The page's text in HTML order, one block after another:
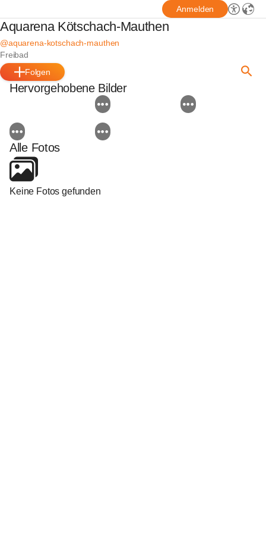
Anmelden
Aquarena Kötschach-Mauthen
@aquarena-kotschach-mauthen
Freibad
Folgen
Hervorgehobene Bilder
Alle Fotos
Keine Fotos gefunden